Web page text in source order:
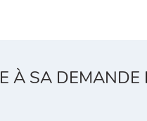
À SA DEMANDE